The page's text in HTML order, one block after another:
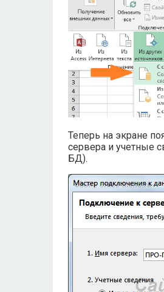
Теперь на экране
сервера и учетные
БД).